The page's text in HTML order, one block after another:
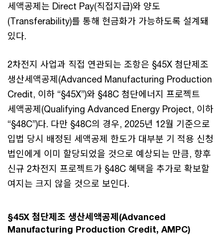
세액공제는 Direct Pay(직접지급)와 양도
(Transferability)를 통해 현금화가 가능하도록 설계돼
있다.
2차전지 사업과 직접 연관되는 조항은 §45X 첨단제조
생산세액공제(Advanced Manufacturing Production
Credit, 이하 “§45X”)와 §48C 첨단에너지 프로젝트
세액공제(Qualifying Advanced Energy Project, 이하
“§48C”)다. 다만 §48C의 경우, 2025년 12월 기준으로
입법 당시 배정된 세액공제 한도가 대부분 기 적용 신청
법인에게 이미 할당되었을 것으로 예상되는 만큼, 향후
신규 2차전지 프로젝트가 §48C 혜택을 추가로 확보할
여지는 크지 않을 것으로 보인다.
§45X 첨단제조 생산세액공제(Advanced
Manufacturing Production Credit, AMPC)